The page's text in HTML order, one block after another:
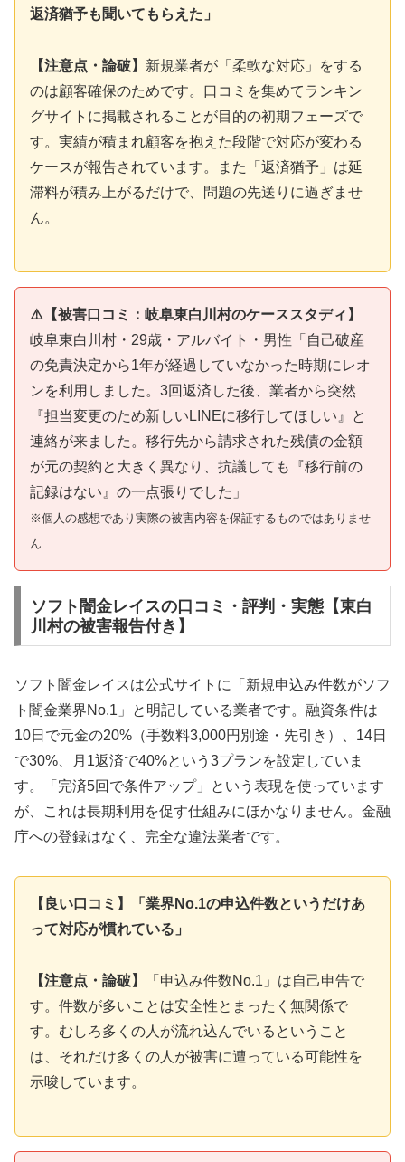
返済猶予も聞いてもらえた」
【注意点・論破】 新規業者が「柔軟な対応」をする
のは顧客確保のためです。口コミを集めてランキン
グサイトに掲載されることが目的の初期フェーズで
す。実績が積まれ顧客を抱えた段階で対応が変わる
ケースが報告されています。また「返済猶予」は延
滞料が積み上がるだけで、問題の先送りに過ぎませ
ん。
⚠️【被害口コミ：岐阜東白川村のケーススタディ】
岐阜東白川村・29歳・アルバイト・男性「自己破産
の免責決定から1年が経過していなかった時期にレオ
ンを利用しました。3回返済した後、業者から突然
『担当変更のため新しいLINEに移行してほしい』と
連絡が来ました。移行先から請求された残債の金額
が元の契約と大きく異なり、抗議しても『移行前の
記録はない』の一点張りでした」
※個人の感想であり実際の被害内容を保証するものではありませ
ん
ソフト闇金レイスの口コミ・評判・実態【東白
川村の被害報告付き】
ソフト闇金レイスは公式サイトに「新規申込み件数がソフ
ト闇金業界No.1」と明記している業者です。融資条件は
10日で元金の20%（手数料3,000円別途・先引き）、14日
で30%、月1返済で40%という3プランを設定していま
す。「完済5回で条件アップ」という表現を使っています
が、これは長期利用を促す仕組みにほかなりません。金融
庁への登録はなく、完全な違法業者です。
【良い口コミ】「業界No.1の申込件数というだけあ
って対応が慣れている」
【注意点・論破】
「申込み件数No.1」は自己申告で
す。件数が多いことは安全性とまったく無関係で
す。むしろ多くの人が流れ込んでいるということ
は、それだけ多くの人が被害に遭っている可能性を
示唆しています。